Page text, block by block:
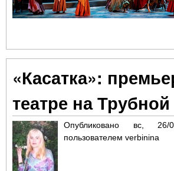
«Касатка»:
театре на Трубной
Опубликовано вс, 26/
пользователем verbinina